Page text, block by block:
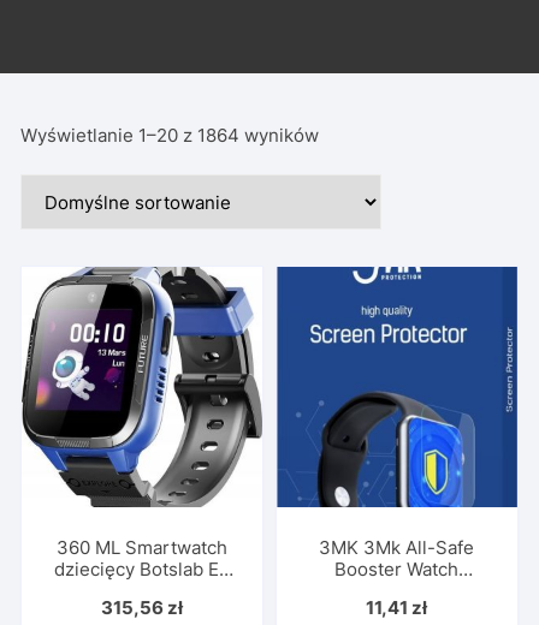
Wyświetlanie 1–20 z 1864 wyników
360 ML Smartwatch
dziecięcy Botslab E3
315,56 zł
3MK 3Mk All-Safe
Booster Watch
Zestawem
11,41 zł